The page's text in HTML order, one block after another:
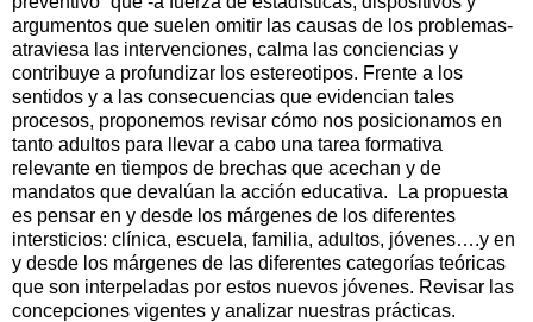
argumentos que suelen omitir las causas de los problemas-
atraviesa las intervenciones, calma las conciencias y
contribuye a profundizar los estereotipos. Frente a los
sentidos y a las consecuencias que evidencian tales
procesos, proponemos revisar cómo nos posicionamos en
tanto adultos para llevar a cabo una tarea formativa
relevante en tiempos de brechas que acechan y de
mandatos que devalúan la acción educativa. La propuesta
es pensar en y desde los márgenes de los diferentes
intersticios: clínica, escuela, familia, adultos, jóvenes….y en
y desde los márgenes de las diferentes categorías teóricas
que son interpeladas por estos nuevos jóvenes. Revisar las
concepciones vigentes y analizar nuestras prácticas.